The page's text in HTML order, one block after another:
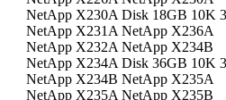
NetApp X230A Disk 18GB 10K
NetApp X231A NetApp X236A
NetApp X232A NetApp X234B
NetApp X234A Disk 36GB 10K
NetApp X234B NetApp X235A
NetApp X235A NetApp X235B